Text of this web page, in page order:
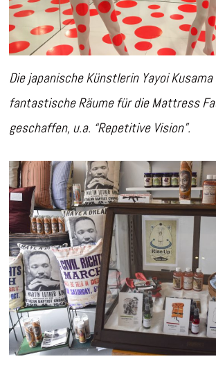
Die japanische Künstlerin Yayoi
fantastische Räume für die Mattress
geschaffen, u.a. “Repetitive Vision”.